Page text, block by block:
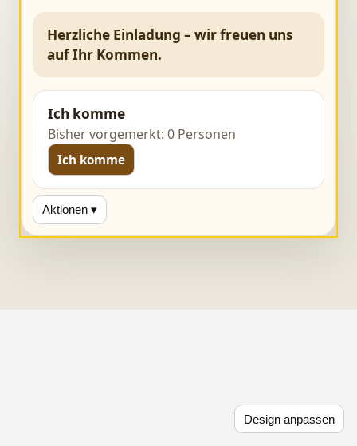
Design anpassen
Herzliche Einladung – wir freuen uns
auf Ihr Kommen.
Ich komme
Bisher vorgemerkt: 0 Personen
Ich komme
Aktionen ▾